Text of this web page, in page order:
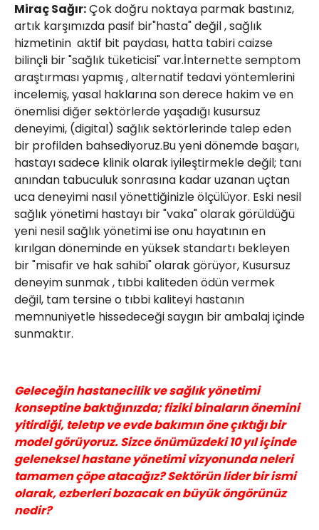
Miraç Sağır:Çok doğru noktaya parmak bastınız,
artık karşımızda pasif bir"hasta" değil , sağlık
hizmetinin aktif bit paydası, hatta tabiri caizse
bilinçli bir "sağlık tüketicisi" var.İnternette semptom
araştırması yapmış , alternatif tedavi yöntemlerini
incelemiş, yasal haklarına son derece hakim ve en
önemlisi diğer sektörlerde yaşadığı kusursuz
deneyimi, (digital) sağlık sektörlerinde talep eden
bir profilden bahsediyoruz.Bu yeni dönemde başarı,
hastayı sadece klinik olarak iyileştirmekle değil; tanı
anından tabuculuk sonrasına kadar uzanan uçtan
uca deneyimi nasıl yönettiğinizle ölçülüyor. Eski nesil
sağlık yönetimi hastayı bir "vaka" olarak görüldüğü
yeni nesil sağlık yönetimi ise onu hayatının en
kırılgan döneminde en yüksek standartı bekleyen
bir "misafir ve hak sahibi" olarak görüyor, Kusursuz
deneyim sunmak , tıbbi kaliteden ödün vermek
değil, tam tersine o tıbbi kaliteyi hastanın
memnuniyetle hissedeceği saygın bir ambalaj içinde
sunmaktır.
Geleceğin hastanecilik ve sağlık yönetimi
konseptine baktığınızda; fiziki binaların önemini
yitirdiği, teletıp ve evde bakımın öne çıktığı bir
model görüyoruz. Sizce önümüzdeki 10 yıl içinde
geleneksel hastane yönetimi vizyonunda neleri
tamamen çöpe atacağız? Sektörün lider bir ismi
olarak, ezberleri bozacak en büyük öngörünüz
nedir?